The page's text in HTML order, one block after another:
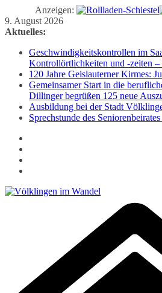
Anzeigen:
Zum
Inhalt
9. August 2026
Aktuelles:
Geschwindigkeitskontrollen im
Kontrollörtlichkeiten und -zeiten
120 Jahre Geislauterner Kirmes:
Gemeinsamer Start in die
Dillinger begrüßen 125 neue
Ausbildung bei der Stadt
Sprechstunde des